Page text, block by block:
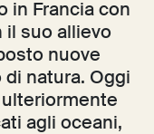
in Francia con
il suo allievo
nuove
natura. Oggi
ulteriormente
agli oceani,